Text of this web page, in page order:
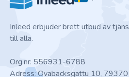
Inleed erbjuder brett utbud av
till alla.
Org.nr: 556931-6788
Adress: Ovabacksgattu 10,